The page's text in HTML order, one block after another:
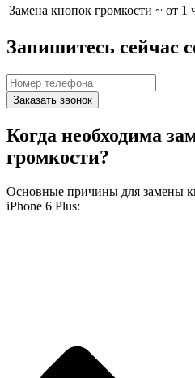
Замена кнопок громкости ~ от 1
Запишитесь сейчас
Заказать звонок
Когда необходима
громкости?
Основные причины для замены
iPhone 6 Plus: